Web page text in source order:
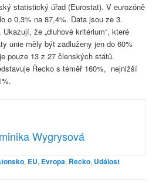
statistický úřad (Eurostat). V eurozóně
o 0,3% na 87,4%. Data jsou ze 3.
že „dluhové kritérium“, které
unie měly být zadluženy jen do 60%
pouze 13 z 27 členských států.
Řecko s téměř 160%, nejnižší
Wygrysová
, EU, Evropa, Řecko, Událost